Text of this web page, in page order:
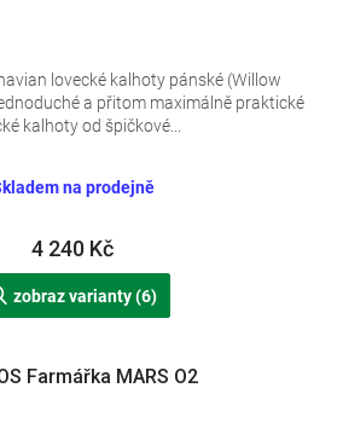
na prodejně
4 240 Kč
zobraz varianty (6)
lovecké kalhoty pánské (Willow
a přitom maximálně praktické
kalhoty od špičkové...
Farmářka MARS O2